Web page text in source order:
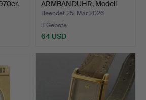
ARMBANDUHR, Modell
1512394.
Beendet 25. Mär 2026
3 Gebote
64 USD